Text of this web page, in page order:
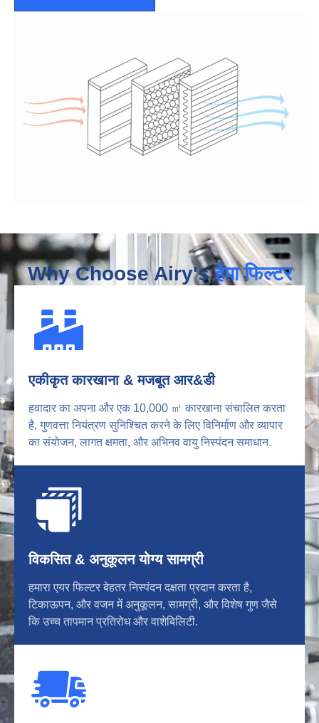
Why Choose Airy's हेपा फिल्टर
एकीकृत कारखाना & मजबूत आर&डी
हवादार का अपना और एक 10,000 ㎡ कारखाना संचालित करता
है, गुणवत्ता नियंत्रण सुनिश्चित करने के लिए विनिर्माण और व्यापार
का संयोजन, लागत क्षमता, और अभिनव वायु निस्पंदन समाधान.
विकसित & अनुकूलन योग्य सामग्री
हमारा एयर फिल्टर बेहतर निस्पंदन दक्षता प्रदान करता है,
टिकाऊपन, और वजन में अनुकूलन, सामग्री, और विशेष गुण जैसे
कि उच्च तापमान प्रतिरोध और वाशेबिलिटी.